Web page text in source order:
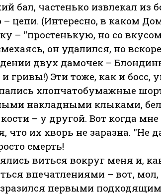
бал, частенько извлекал из
– цепи. (Интересно, в каком
– "простенькую, но со
он удалился, но
двух дамочек –
гривы!) Эти тоже, как и босс,
хлопчатобумажные
накладными клыками,
– у другой. Вот когда мне
что их хворь не заразна. "Не
смерть!
виться вокруг меня и,
впечатлениями – вот,
первыми